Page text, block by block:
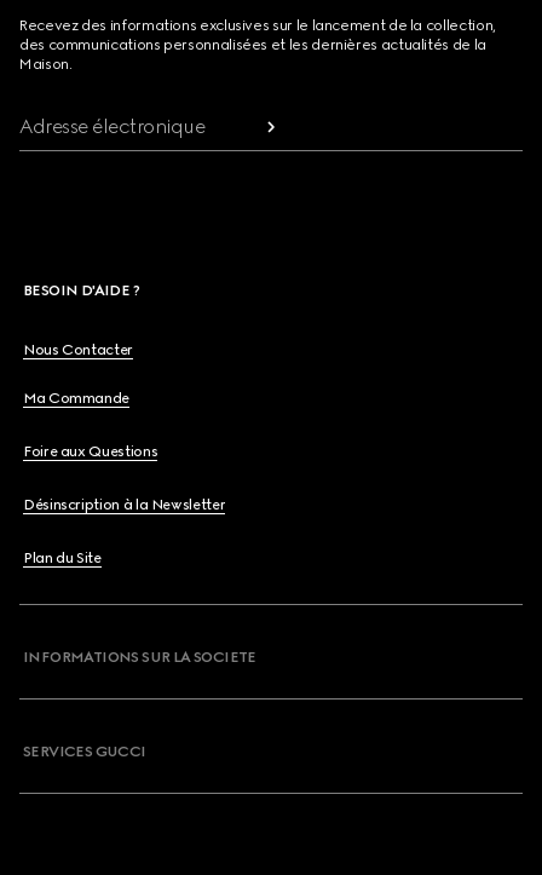
Recevez des informations exclusives sur le lancement de la collection,
des communications personnalisées et les dernières actualités de la
Maison.
Adresse électronique
BESOIN D'AIDE ?
Nous Contacter
Ma Commande
Foire aux Questions
Désinscription à la Newsletter
Plan du Site
INFORMATIONS SUR LA SOCIETE
SERVICES GUCCI